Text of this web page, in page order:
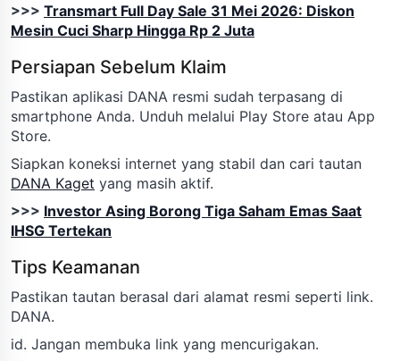
>>> Transmart Full Day Sale 31 Mei 2026: Diskon
Mesin Cuci Sharp Hingga Rp 2 Juta
Persiapan Sebelum Klaim
Pastikan aplikasi DANA resmi sudah terpasang di
smartphone Anda. Unduh melalui Play Store atau App
Store.
Siapkan koneksi internet yang stabil dan cari tautan
DANA Kaget yang masih aktif.
>>> Investor Asing Borong Tiga Saham Emas Saat
IHSG Tertekan
Tips Keamanan
Pastikan tautan berasal dari alamat resmi seperti link.
DANA.
id. Jangan membuka link yang mencurigakan.